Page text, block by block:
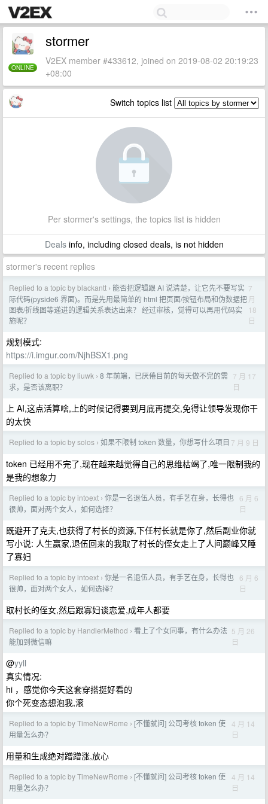
ONLINE
stormer
V2EX member #433612, joined on 2019-08-02 20:19:23
+08:00
Switch topics list
Per stormer's settings, the topics list is hidden
Dealsinfo, including closed deals, is not hidden
stormer's recent replies
Replied to a topic by blackantt › 能否把逻辑跟 AI 说清楚，让它先不要写实
际代码(pyside6 界面)。而是先用最简单的 html 把页面/按钮布局和伪数据把
图表/折线图等递进的逻辑关系表达出来？ 经过审核，觉得可以再用代码实
施呢？
7
月
18
日
规划模式:
https://i.imgur.com/NjhBSX1.png
Replied to a topic by liuwk › 8 年前端，已厌倦目前的每天做不完的需
求，是否该离职？
7 月 17
日
上 AI,这点活算啥,上的时候记得要到月底再提交,免得让领导发现你干
的太快
Replied to a topic by solos › 如果不限制 token 数量，你想写什么项目 7 月 9 日
token 已经用不完了,现在越来越觉得自己的思维枯竭了,唯一限制我的
是我的想象力
Replied to a topic by intoext › 你是一名退伍人员，有手艺在身，长得也
很帅，面对两个女人，如何选择？
6 月 6
日
既避开了克夫,也获得了村长的资源,下任村长就是你了,然后副业你就
写小说: 人生赢家,退伍回来的我取了村长的侄女走上了人间巅峰又睡
了寡妇
Replied to a topic by intoext › 你是一名退伍人员，有手艺在身，长得也
很帅，面对两个女人，如何选择？
6 月 6
日
取村长的侄女,然后跟寡妇谈恋爱,成年人都要
Replied to a topic by HandlerMethod › 看上了个女同事，有什么办法
能加到微信嘛
5 月 26
日
@yyll
真实情况:
hi ，感觉你今天这套穿搭挺好看的
你个死变态想泡我,滚
Replied to a topic by TimeNewRome › [不懂就问] 公司考核 token 使
用量怎么办？
4 月 14
日
用量和生成绝对蹭蹭涨,放心
Replied to a topic by TimeNewRome › [不懂就问] 公司考核 token 使
用量怎么办？
4 月 14
日